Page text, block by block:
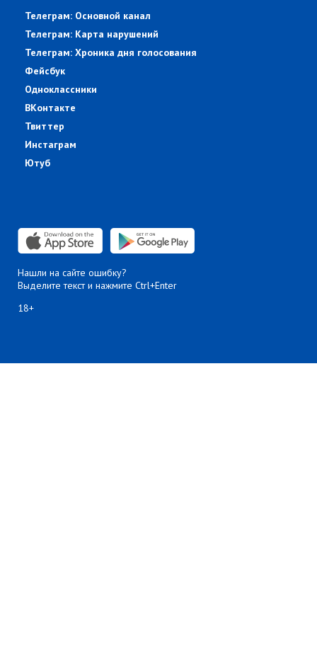
Телеграм: Основной канал
Телеграм: Карта нарушений
Телеграм: Хроника дня голосования
Фейсбук
Одноклассники
ВКонтакте
Твиттер
Инстаграм
Ютуб
Нашли на сайте ошибку?
Выделите текст и нажмите Ctrl+Enter
18+